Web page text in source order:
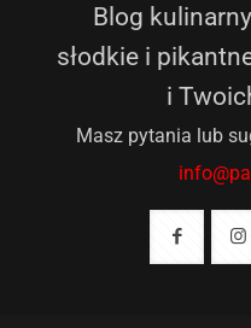
Blog kulinarny
słodkie i
i
Masz pytania lub